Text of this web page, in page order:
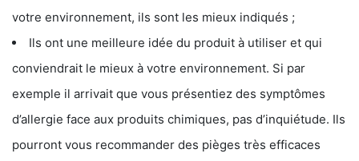
votre environnement, ils sont les mieux indiqués ;
Ils ont une meilleure idée du produit à utiliser et qui
conviendrait le mieux à votre environnement. Si par
exemple il arrivait que vous présentiez des symptômes
d’allergie face aux produits chimiques, pas d’inquiétude. Ils
pourront vous recommander des pièges très efficaces